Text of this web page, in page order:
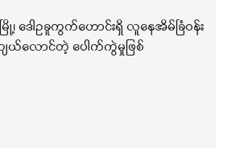
ဒေါဥခူကွက်ဟောင်းရှိ လူနေအိမ်ခြံဝန်း
လောင်တဲ့ ပေါက်ကွဲမှုဖြစ်